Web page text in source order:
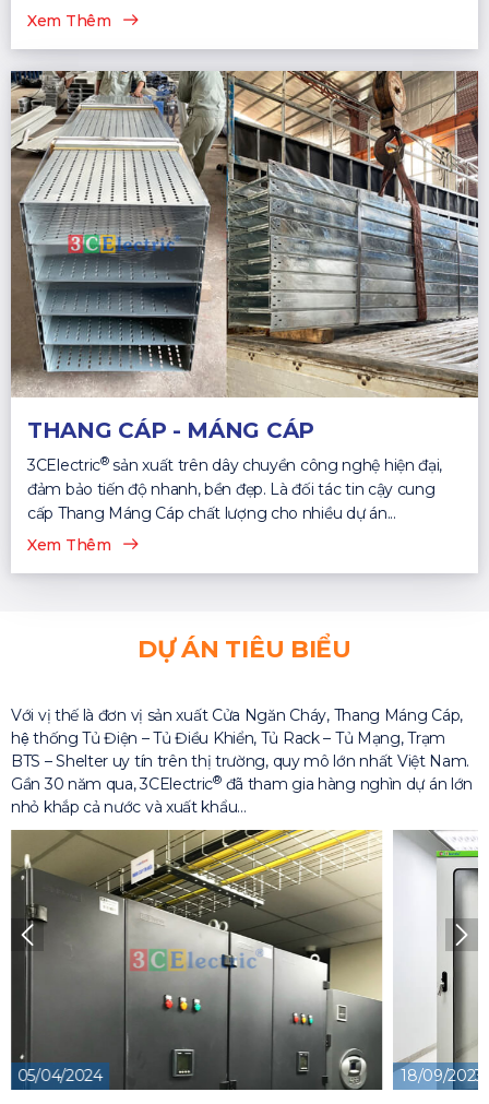
Xem Thêm
THANG CÁP - MÁNG CÁP
3CElectric®sản xuất trên dây chuyền công nghệ hiện đại,
đảm bảo tiến độ nhanh, bền đẹp. Là đối tác tin cậy cung
cấp Thang Máng Cáp chất lượng cho nhiều dự án...
Xem Thêm
DỰ ÁN TIÊU BIỂU
Với vị thế là đơn vị sản xuất Cửa Ngăn Cháy, Thang Máng Cáp,
hệ thống Tủ Điện – Tủ Điều Khiển, Tủ Rack – Tủ Mạng, Trạm
BTS – Shelter uy tín trên thị trường, quy mô lớn nhất Việt Nam.
Gần 30 năm qua, 3CElectric®đã tham gia hàng nghìn dự án lớn
nhỏ khắp cả nước và xuất khẩu…
18/09/2023 13/05/2026